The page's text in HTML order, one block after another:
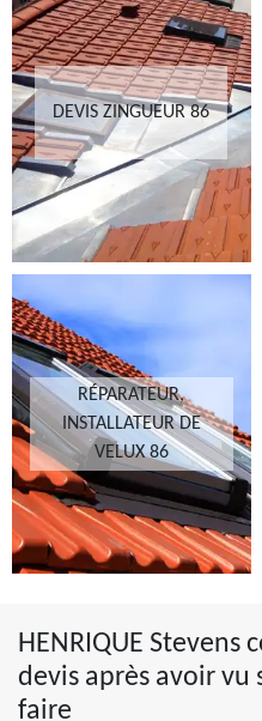
DEVIS ZINGUEUR 86
RÉPARATEUR,
INSTALLATEUR DE
VELUX 86
HENRIQUE
devis après avoir vu
faire